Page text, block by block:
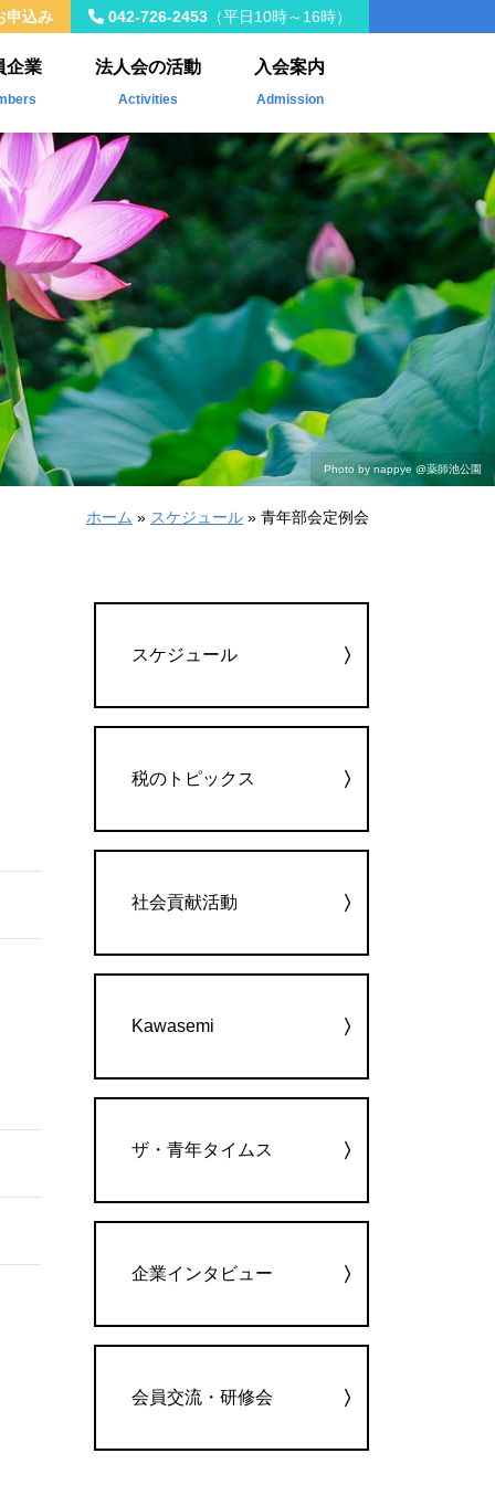
企業
会員
業
法人会の活動
Activities
年間事業計画
税制改正
社会貢献活動
Kawasemi
ザ・青年タイムス
会員交流・研修会
入会案内
Admission
申込み 042-726-2453 （平日10時～16時）
Photo by nappye@薬師池公園
ホーム » スケジュール » 青年部会定例会
スケジュール
税のトピックス
社会貢献活動
Kawasemi
ザ・青年タイムス
企業インタビュー
会員交流・研修会